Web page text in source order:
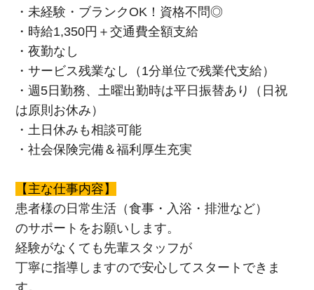
・未経験・ブランクOK！資格不問◎
・時給1,350円＋交通費全額支給
・夜勤なし
・サービス残業なし（1分単位で残業代支給）
・週5日勤務、土曜出勤時は平日振替あり（日祝
は原則お休み）
・土日休みも相談可能
・社会保険完備＆福利厚生充実
【主な仕事内容】
患者様の日常生活（食事・入浴・排泄など）
のサポートをお願いします。
経験がなくても先輩スタッフが
丁寧に指導しますので安心してスタートできま
す。